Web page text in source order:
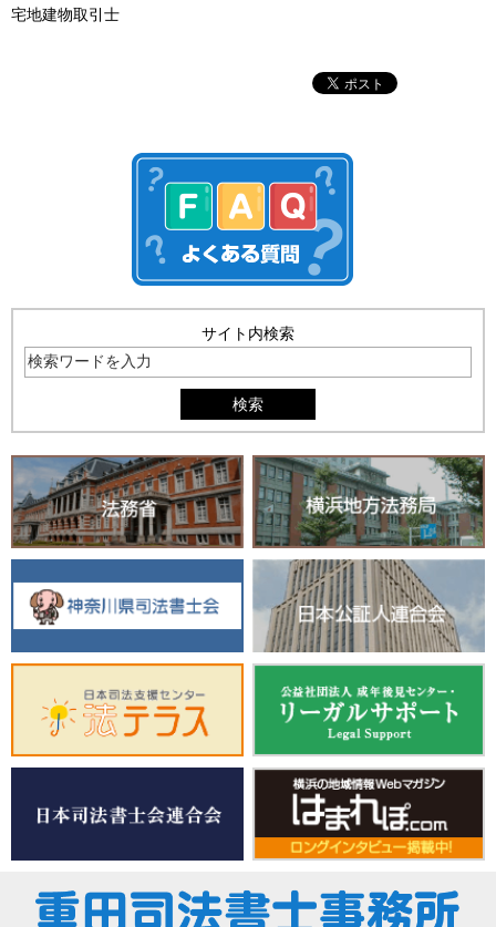
宅地建物取引士
サイト内検索